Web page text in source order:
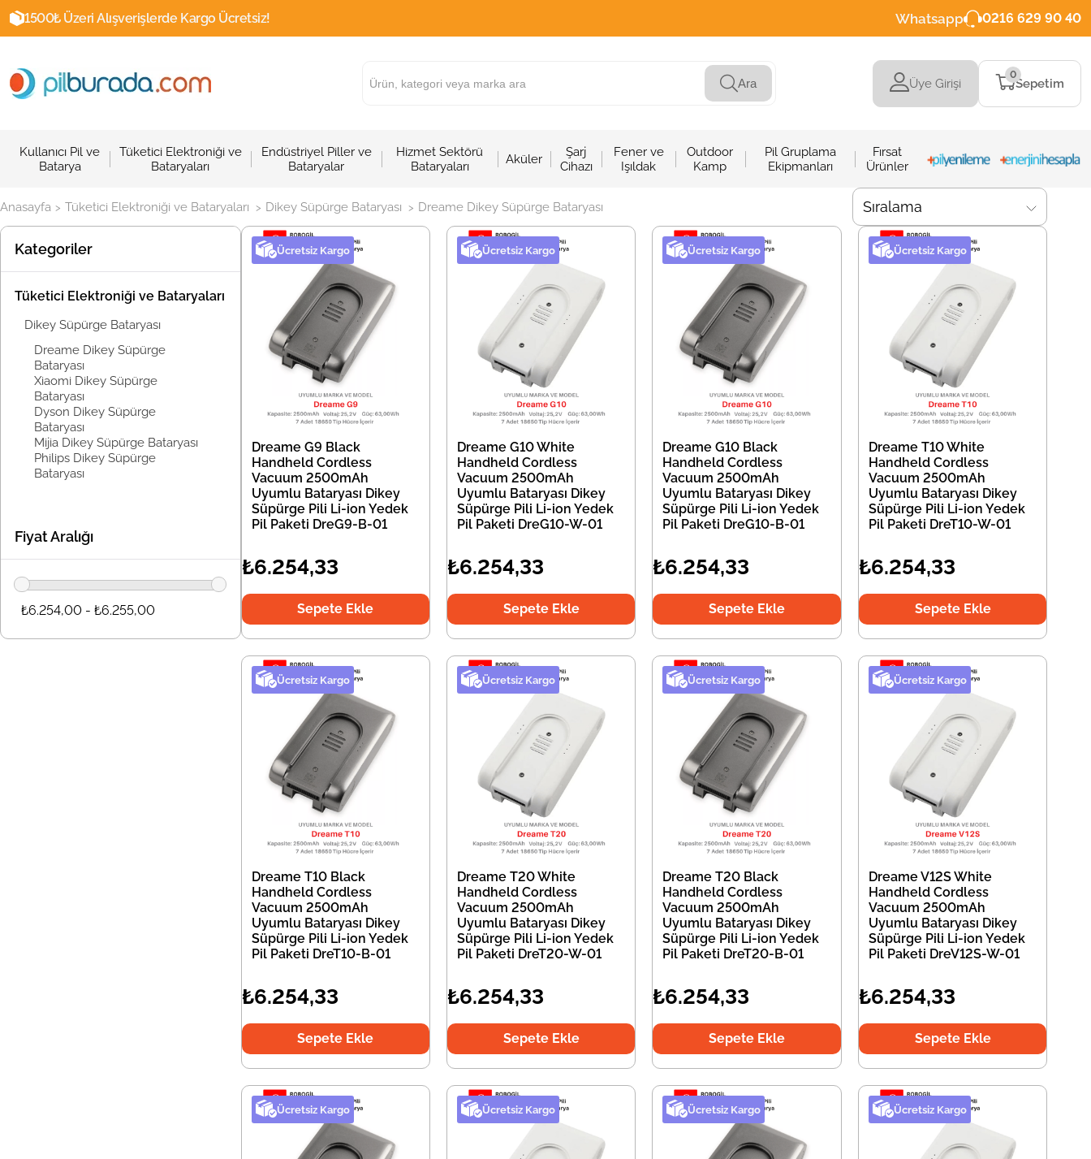
1500₺ Üzeri Alışverişlerde Kargo Ücretsiz! Whatsapp 0216 629 90 40
Ara Üye Girişi Sepetim
0
Kullanıcı Pil ve
Batarya
Tüketici Elektroniği ve
Bataryaları
Endüstriyel Piller ve
Bataryalar
Hizmet Sektörü
Bataryaları
Aküler
Şarj
Cihazı
Fener ve
Işıldak
Outdoor
Kamp
Pil Gruplama
Ekipmanları
Fırsat
Ürünler
Anasayfa > Tüketici Elektroniği ve Bataryaları > Dikey Süpürge Bataryası > Dreame Dikey Süpürge Bataryası Sıralama
Kategoriler
Tüketici Elektroniği ve Bataryaları
Dikey Süpürge Bataryası
Dreame Dikey Süpürge
Bataryası
Xiaomi Dikey Süpürge
Bataryası
Dyson Dikey Süpürge
Bataryası
Mijia Dikey Süpürge Bataryası
Philips Dikey Süpürge
Bataryası
Fiyat Aralığı
₺6.254,00 - ₺6.255,00
Ücretsiz Kargo
Dreame G9 Black
Handheld Cordless
Vacuum 2500mAh
Uyumlu Bataryası Dikey
Süpürge Pili Li-ion Yedek
Pil Paketi DreG9-B-01
₺6.254,33
Sepete Ekle
Ücretsiz Kargo
Dreame G10 White
Handheld Cordless
Vacuum 2500mAh
Uyumlu Bataryası Dikey
Süpürge Pili Li-ion Yedek
Pil Paketi DreG10-W-01
₺6.254,33
Sepete Ekle
Ücretsiz Kargo
Dreame G10 Black
Handheld Cordless
Vacuum 2500mAh
Uyumlu Bataryası Dikey
Süpürge Pili Li-ion Yedek
Pil Paketi DreG10-B-01
₺6.254,33
Sepete Ekle
Ücretsiz Kargo
Dreame T10 White
Handheld Cordless
Vacuum 2500mAh
Uyumlu Bataryası Dikey
Süpürge Pili Li-ion Yedek
Pil Paketi DreT10-W-01
₺6.254,33
Sepete Ekle
Ücretsiz Kargo
Dreame T10 Black
Handheld Cordless
Vacuum 2500mAh
Uyumlu Bataryası Dikey
Süpürge Pili Li-ion Yedek
Pil Paketi DreT10-B-01
₺6.254,33
Sepete Ekle
Ücretsiz Kargo
Dreame T20 White
Handheld Cordless
Vacuum 2500mAh
Uyumlu Bataryası Dikey
Süpürge Pili Li-ion Yedek
Pil Paketi DreT20-W-01
₺6.254,33
Sepete Ekle
Ücretsiz Kargo
Dreame T20 Black
Handheld Cordless
Vacuum 2500mAh
Uyumlu Bataryası Dikey
Süpürge Pili Li-ion Yedek
Pil Paketi DreT20-B-01
₺6.254,33
Sepete Ekle
Ücretsiz Kargo
Dreame V12S White
Handheld Cordless
Vacuum 2500mAh
Uyumlu Bataryası Dikey
Süpürge Pili Li-ion Yedek
Pil Paketi DreV12S-W-01
₺6.254,33
Sepete Ekle
Ücretsiz Kargo Ücretsiz Kargo Ücretsiz Kargo Ücretsiz Kargo